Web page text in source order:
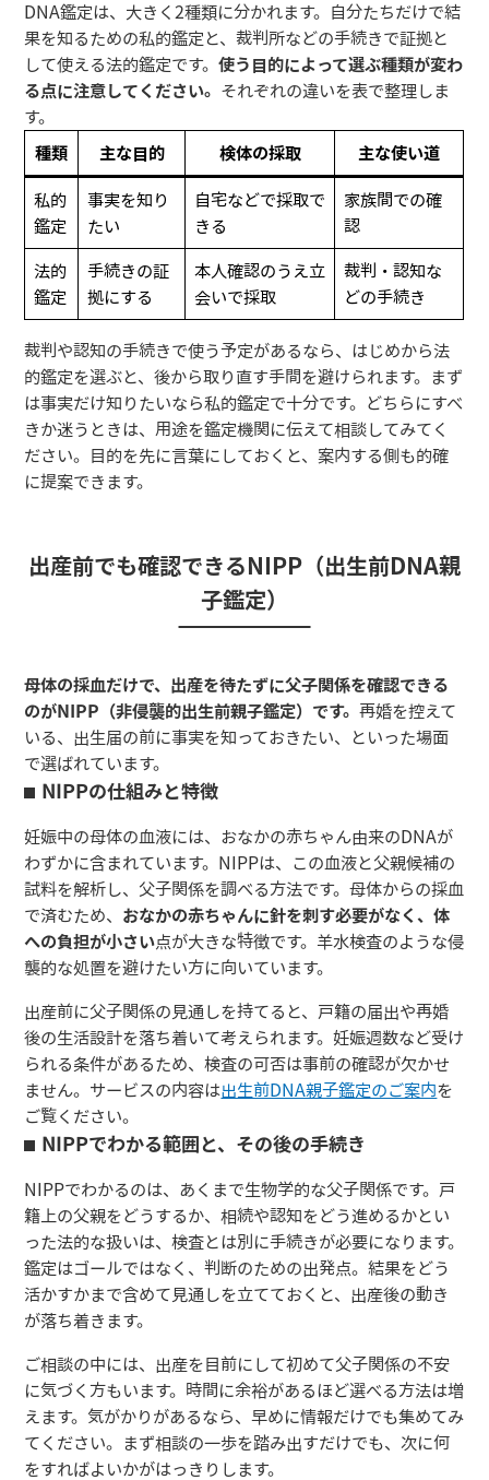
DNA鑑定は、大きく2種類に分かれます。自分たちだけで結
果を知るための私的鑑定と、裁判所などの手続きで証拠と
して使える法的鑑定です。使う目的によって選ぶ種類が変わ
る点に注意してください。 それぞれの違いを表で整理しま
す。
種類 主な目的 検体の採取 主な使い道
私的
鑑定
事実を知り
たい
自宅などで採取で
きる
家族間での確
認
法的
鑑定
手続きの証
拠にする
本人確認のうえ立
会いで採取
裁判・認知な
どの手続き
裁判や認知の手続きで使う予定があるなら、はじめから法
的鑑定を選ぶと、後から取り直す手間を避けられます。まず
は事実だけ知りたいなら私的鑑定で十分です。どちらにすべ
きか迷うときは、用途を鑑定機関に伝えて相談してみてく
ださい。目的を先に言葉にしておくと、案内する側も的確
に提案できます。
出産前でも確認できるNIPP（出生前DNA親
子鑑定）
母体の採血だけで、出産を待たずに父子関係を確認できる
のがNIPP（非侵襲的出生前親子鑑定）です。再婚を控えて
いる、出生届の前に事実を知っておきたい、といった場面
で選ばれています。
NIPPの仕組みと特徴
妊娠中の母体の血液には、おなかの赤ちゃん由来のDNAが
わずかに含まれています。NIPPは、この血液と父親候補の
試料を解析し、父子関係を調べる方法です。母体からの採血
で済むため、 おなかの赤ちゃんに針を刺す必要がなく、体
への負担が小さい点が大きな特徴です。羊水検査のような侵
襲的な処置を避けたい方に向いています。
出産前に父子関係の見通しを持てると、戸籍の届出や再婚
後の生活設計を落ち着いて考えられます。妊娠週数など受け
られる条件があるため、検査の可否は事前の確認が欠かせ
ません。サービスの内容は出生前DNA親子鑑定のご案内を
ご覧ください。
NIPPでわかる範囲と、その後の手続き
NIPPでわかるのは、あくまで生物学的な父子関係です。戸
籍上の父親をどうするか、相続や認知をどう進めるかとい
った法的な扱いは、検査とは別に手続きが必要になります。
鑑定はゴールではなく、判断のための出発点。結果をどう
活かすかまで含めて見通しを立てておくと、出産後の動き
が落ち着きます。
ご相談の中には、出産を目前にして初めて父子関係の不安
に気づく方もいます。時間に余裕があるほど選べる方法は増
えます。気がかりがあるなら、早めに情報だけでも集めてみ
てください。まず相談の一歩を踏み出すだけでも、次に何
をすればよいかがはっきりします。